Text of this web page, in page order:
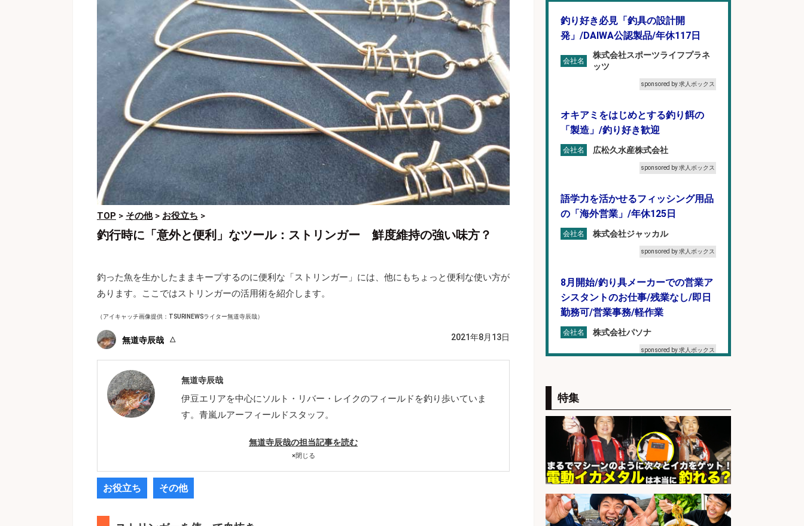
TOP > その他> お役立ち >
釣行時に「意外と便利」なツール：ストリンガー 鮮度維持の強い味方？
釣った魚を生かしたままキープするのに便利な「ストリンガー」には、他にもちょっと便利な使い方が
あります。ここではストリンガーの活用術を紹介します。
（アイキャッチ画像提供：TSURINEWSライター無道寺辰哉）
無道寺辰哉 2021年8月13日
無道寺辰哉
伊豆エリアを中心にソルト・リバー・レイクのフィールドを釣り歩いていま
す。青嵐ルアーフィールドスタッフ。
無道寺辰哉の担当記事を読む
×閉じる
お役立ち その他
釣り好き必見「釣具の設計開
発」/DAIWA公認製品/年休117日
会社名
株式会社スポーツライフプラネ
ッツ
sponsored by 求人ボックス
オキアミをはじめとする釣り餌の
「製造」/釣り好き歓迎
会社名 広松久水産株式会社
sponsored by 求人ボックス
語学力を活かせるフィッシング用品
の「海外営業」/年休125日
会社名 株式会社ジャッカル
sponsored by 求人ボックス
8月開始/釣り具メーカーでの営業ア
シスタントのお仕事/残業なし/即日
勤務可/営業事務/軽作業
会社名 株式会社パソナ
sponsored by 求人ボックス
り好き歓迎/インセンティブ
会社名 広松久水産株式会社
sponsored by 求人ボックス
WEBデザイナー・WEBディレクタ
ー/未経験OK 釣具店でSNS運用&動
画編集のお仕事
会社名
株式会社スタッフサービス エン
特集